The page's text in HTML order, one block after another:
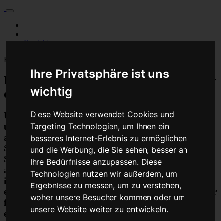
Ihre Privatsphäre ist uns
wichtig
Diese Website verwendet Cookies und
Targeting Technologien, um Ihnen ein
besseres Internet-Erlebnis zu ermöglichen
und die Werbung, die Sie sehen, besser an
Ihre Bedürfnisse anzupassen. Diese
Technologien nutzen wir außerdem, um
Ergebnisse zu messen, um zu verstehen,
woher unsere Besucher kommen oder um
unsere Website weiter zu entwickeln.
Kontakt
Fahrzeugmarken
PKW Abs Esp Dsc Steuergerät Reparatur
oder Austauschgerät KVA
Unser Betrieb steht für kostengünstige Prüfungen
und Reparaturen von Steuergeräten aller Art, unter
anderem von Motor-Steuergeräten, Airbag-
Steuergeräten, ABS-Steuergeräten uvm.
STEUBEL® verfügt dabei über viel Erfahrung und
ausgewiesene Expertise bei PKW-Steuergeräten und
insbesondere Motor-steuergeräte Reparaturen. So
ermöglicht STEUBEL® eine Steuergeräte Reparatur
für nahezu aller Hersteller und Fahrzeugarten - sei
es Motorrad oder LKW. Auch die Reparatur von